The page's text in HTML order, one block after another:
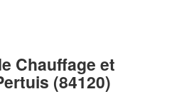
Chauffage et
(84120)